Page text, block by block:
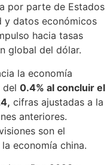
por parte de Estados
y datos económicos
hacia tasas
global del dólar.
la economía
del 0.4% al concluir el
cifras ajustadas a la
anteriores.
son el
economía china.